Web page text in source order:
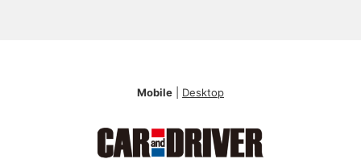
Mobile Desktop